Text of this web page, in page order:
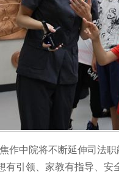
作中院将不断延伸司法
有引领、家教有指导、安